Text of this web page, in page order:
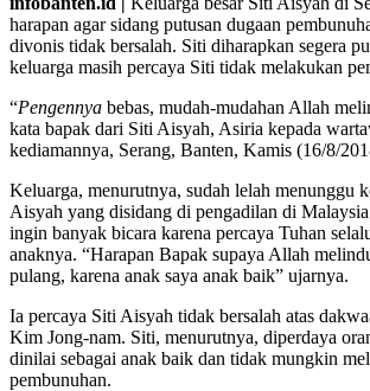
harapan agar sidang putusan dugaan
divonis tidak bersalah. Siti diharapkan segera
keluarga masih percaya Siti tidak melakukan
“Pengennya bebas, mudah-mudahan Allah
kata bapak dari Siti Aisyah, Asiria kepada
kediamannya, Serang, Banten, Kamis (16/8/
Keluarga, menurutnya, sudah lelah menunggu
Aisyah yang disidang di pengadilan di
ingin banyak bicara karena percaya Tuhan
anaknya. “Harapan Bapak supaya Allah
pulang, karena anak saya anak baik” ujarnya.
Ia percaya Siti Aisyah tidak bersalah atas
Kim Jong-nam. Siti, menurutnya, diperdaya
dinilai sebagai anak baik dan tidak mungkin
pembunuhan.